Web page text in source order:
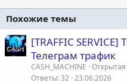
Похожие темы
[TRAFFIC
Телеграм трафик
CASH_MACHINE
Ответы 32 23.06.2026